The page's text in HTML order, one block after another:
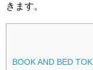
きます。
BOOK AND BED